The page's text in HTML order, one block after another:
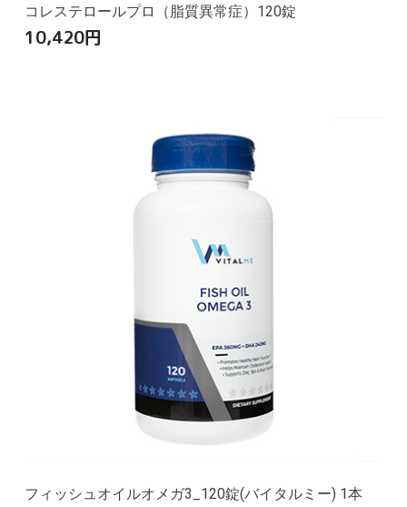
コレステロールプロ（脂質異常症）120錠
10,420円
フィッシュオイルオメガ3_120錠(バイタルミー) 1本